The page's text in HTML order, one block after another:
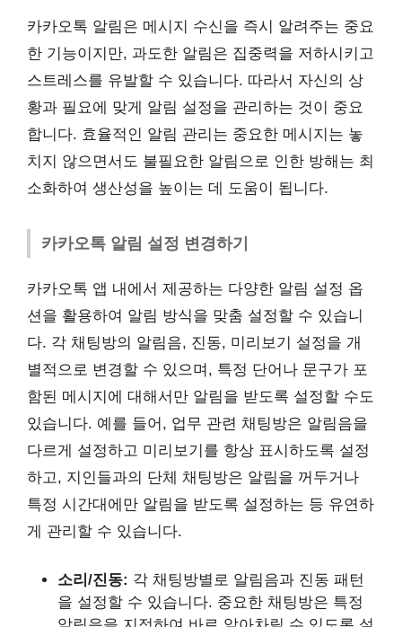
카카오톡 알림은 메시지 수신을 즉시 알려주는 중요
한 기능이지만, 과도한 알림은 집중력을 저하시키고
스트레스를 유발할 수 있습니다. 따라서 자신의 상
황과 필요에 맞게 알림 설정을 관리하는 것이 중요
합니다. 효율적인 알림 관리는 중요한 메시지는 놓
치지 않으면서도 불필요한 알림으로 인한 방해는 최
소화하여 생산성을 높이는 데 도움이 됩니다.
카카오톡 알림 설정 변경하기
카카오톡 앱 내에서 제공하는 다양한 알림 설정 옵
션을 활용하여 알림 방식을 맞춤 설정할 수 있습니
다. 각 채팅방의 알림음, 진동, 미리보기 설정을 개
별적으로 변경할 수 있으며, 특정 단어나 문구가 포
함된 메시지에 대해서만 알림을 받도록 설정할 수도
있습니다. 예를 들어, 업무 관련 채팅방은 알림음을
다르게 설정하고 미리보기를 항상 표시하도록 설정
하고, 지인들과의 단체 채팅방은 알림을 꺼두거나
특정 시간대에만 알림을 받도록 설정하는 등 유연하
게 관리할 수 있습니다.
소리/진동: 각 채팅방별로 알림음과 진동 패턴
을 설정할 수 있습니다. 중요한 채팅방은 특정